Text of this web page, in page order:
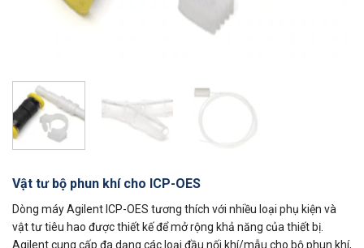
Vật tư bộ phun khí cho ICP-OES
Dòng máy Agilent ICP-OES tương thích với nhiều loại phụ kiện và
vật tư tiêu hao được thiết kế để mở rộng khả năng của thiết bị.
Agilent cung cấp đa dạng các loại đầu nối khí/mẫu cho bộ phun khí,